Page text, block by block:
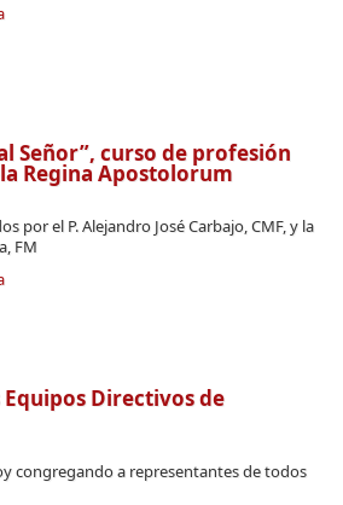
Señor”, curso de profesión
Regina Apostolorum
por el P. Alejandro José Carbajo, CMF, y la
FM
Directivos de
congregando a representantes de todos